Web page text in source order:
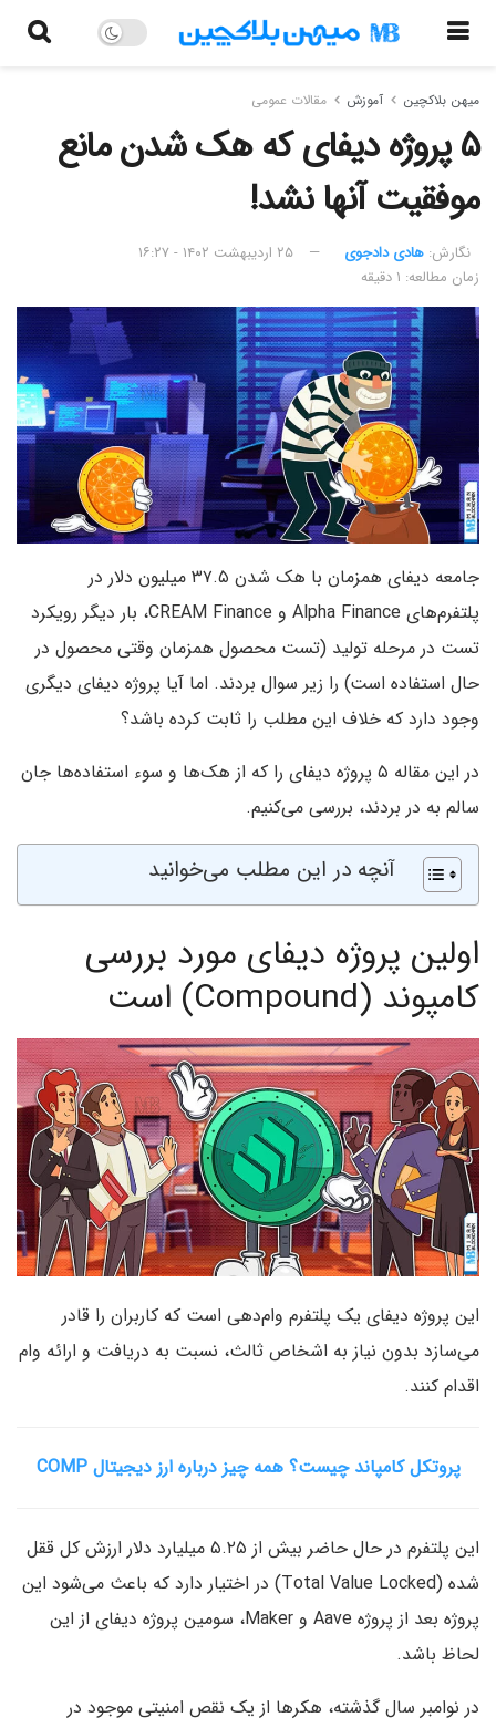
میهن بلاکچین آموزش مقالات عمومی
۵ پروژه دیفای که هک شدن مانع
موفقیت آنها نشد!
نگارش:‌ هادی دادجوی
۲۵ اردیبهشت ۱۴۰۲ - ۱۶:۲۷
زمان مطالعه: ۱ دقیقه
جامعه دیفای همزمان با هک شدن ۳۷.۵ میلیون دلار در
پلتفرم‌های Alpha Finance و CREAM Finance، بار دیگر رویکرد
تست در مرحله تولید (تست محصول همزمان وقتی محصول در
حال استفاده است) را زیر سوال بردند. اما آیا پروژه دیفای دیگری
وجود دارد که خلاف این مطلب را ثابت کرده باشد؟
در این مقاله ۵ پروژه دیفای را که از هک‌ها و سوء استفاده‌ها جان
سالم به در بردند، بررسی می‌کنیم.
آنچه در این مطلب می‌خوانید
اولین پروژه دیفای مورد بررسی
کامپوند (Compound) است
این پروژه دیفای یک پلتفرم وام‌دهی است که کاربران را قادر
می‌سازد بدون نیاز به اشخاص ثالث، نسبت به دریافت و ارائه وام
اقدام کنند.
پروتکل کامپاند چیست؟ همه چیز درباره ارز دیجیتال COMP
این پلتفرم در حال حاضر بیش از ۵.۲۵ میلیارد دلار ارزش کل ققل
شده (Total Value Locked) در اختیار دارد که باعث می‌شود این
پروژه بعد از پروژه Aave و Maker، سومین پروژه دیفای از این
لحاظ باشد.
در نوامبر سال گذشته، هکرها از یک نقص امنیتی موجود در